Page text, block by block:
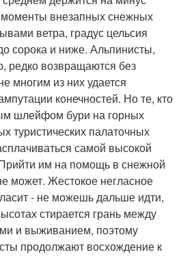
моменты внезапных снежных
ветра, градус цельсия
сорока и ниже. Альпинисты,
редко возвращаются без
многим из них удается
конечностей. Но те, кто
шлейфом бури на горных
туристических палаточных
самой высокой
им на помощь в снежной
может. Жестокое негласное
- не можешь дальше идти,
стирается грань между
и выживанием, поэтому
продолжают восхождение к